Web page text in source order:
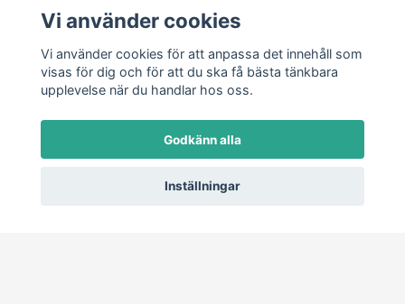
Sociala medier
Vi använder cookies
Vi använder cookies för att anpassa det innehåll som
visas för dig och för att du ska få bästa tänkbara
upplevelse när du handlar hos oss.
Godkänn alla
Inställningar